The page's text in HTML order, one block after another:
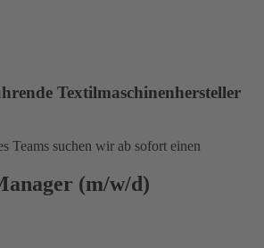
Textilmaschinenhersteller
Teams suchen wir ab sofort einen
(m/w/d)